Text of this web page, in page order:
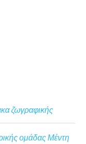
ζωγραφικής
ομάδας Μέντη